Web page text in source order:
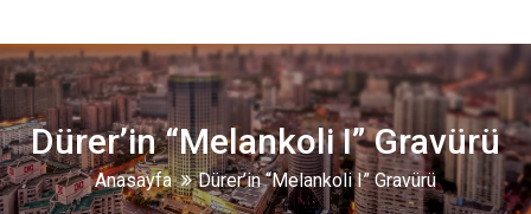
Dürer’in “Melankoli I” Gravürü
Anasayfa Dürer’in “Melankoli I” Gravürü